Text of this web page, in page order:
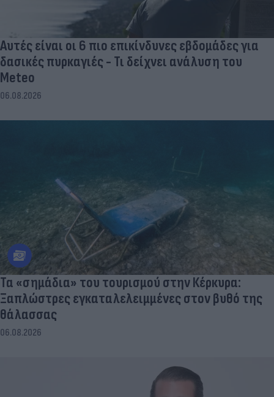
Αυτές είναι οι 6 πιο επικίνδυνες εβδομάδες για
δασικές πυρκαγιές - Τι δείχνει ανάλυση του
Meteo
06.08.2026
Τα «σημάδια» του τουρισμού στην Κέρκυρα:
Ξαπλώστρες εγκαταλελειμμένες στον βυθό της
θάλασσας
06.08.2026